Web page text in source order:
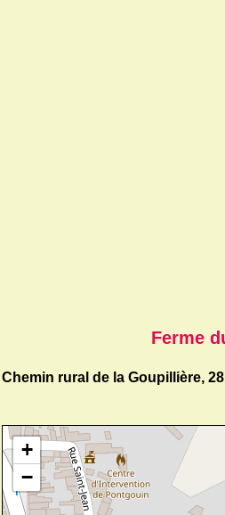
Ferme
Chemin rural de la Goupillière,
+
−